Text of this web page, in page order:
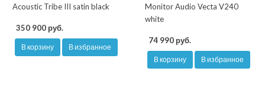
Acoustic Tribe III satin black
350 900 руб.
В корзину В избранное
Monitor Audio Vecta V240
white
74 990 руб.
В корзину В избранное